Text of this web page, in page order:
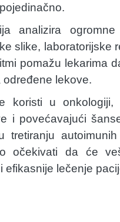
analizira
slike, laboratorijske
pomažu lekarima
lekove.
koristi u
i povećavajući
tretiranju
očekivati da će
efikasnije lečenje